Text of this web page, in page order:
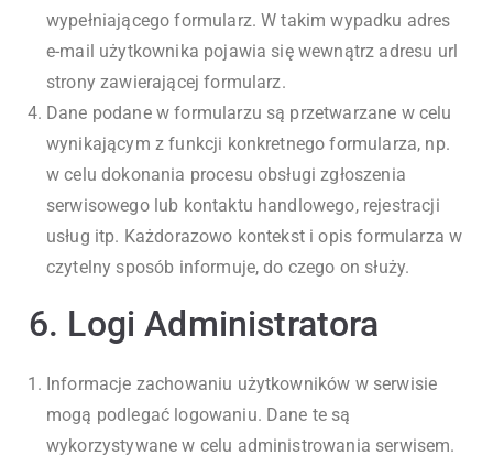
wypełniającego formularz. W takim wypadku adres
e-mail użytkownika pojawia się wewnątrz adresu url
strony zawierającej formularz.
Dane podane w formularzu są przetwarzane w celu
wynikającym z funkcji konkretnego formularza, np.
w celu dokonania procesu obsługi zgłoszenia
serwisowego lub kontaktu handlowego, rejestracji
usług itp. Każdorazowo kontekst i opis formularza w
czytelny sposób informuje, do czego on służy.
6. Logi Administratora
Informacje zachowaniu użytkowników w serwisie
mogą podlegać logowaniu. Dane te są
wykorzystywane w celu administrowania serwisem.